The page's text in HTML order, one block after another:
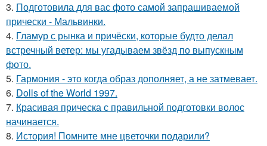
3. Подготовила для вас фото самой запрашиваемой
прически - Мальвинки.
4. Гламур с рынка и причёски, которые будто делал
встречный ветер: мы угадываем звёзд по выпускным
фото.
5. Гармония - это когда образ дополняет, а не затмевает.
6. Dolls of the World 1997.
7. Красивая прическа с правильной подготовки волос
начинается.
8. История! Помните мне цветочки подарили?